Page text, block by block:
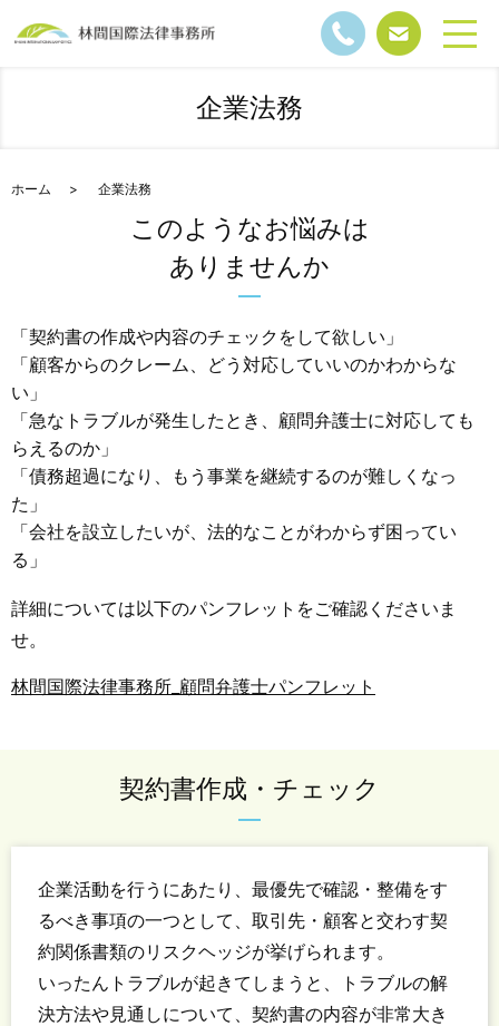
企業法務
ホーム 企業法務
このようなお悩みは
ありませんか
「契約書の作成や内容のチェックをして欲しい」
「顧客からのクレーム、どう対応していいのかわからな
い」
「急なトラブルが発生したとき、顧問弁護士に対応しても
らえるのか」
「債務超過になり、もう事業を継続するのが難しくなっ
た」
「会社を設立したいが、法的なことがわからず困ってい
る」
詳細については以下のパンフレットをご確認くださいま
せ。
林間国際法律事務所_顧問弁護士パンフレット
契約書作成・チェック
企業活動を行うにあたり、最優先で確認・整備をす
るべき事項の一つとして、取引先・顧客と交わす契
約関係書類のリスクヘッジが挙げられます。
いったんトラブルが起きてしまうと、トラブルの解
決方法や見通しについて、契約書の内容が非常大き